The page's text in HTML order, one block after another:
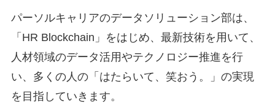
パーソルキャリアのデータソリューション部は、
「HR Blockchain」をはじめ、最新技術を用いて、
人材領域のデータ活用やテクノロジー推進を行
い、多くの人の「はたらいて、笑おう。」の実現
を目指していきます。